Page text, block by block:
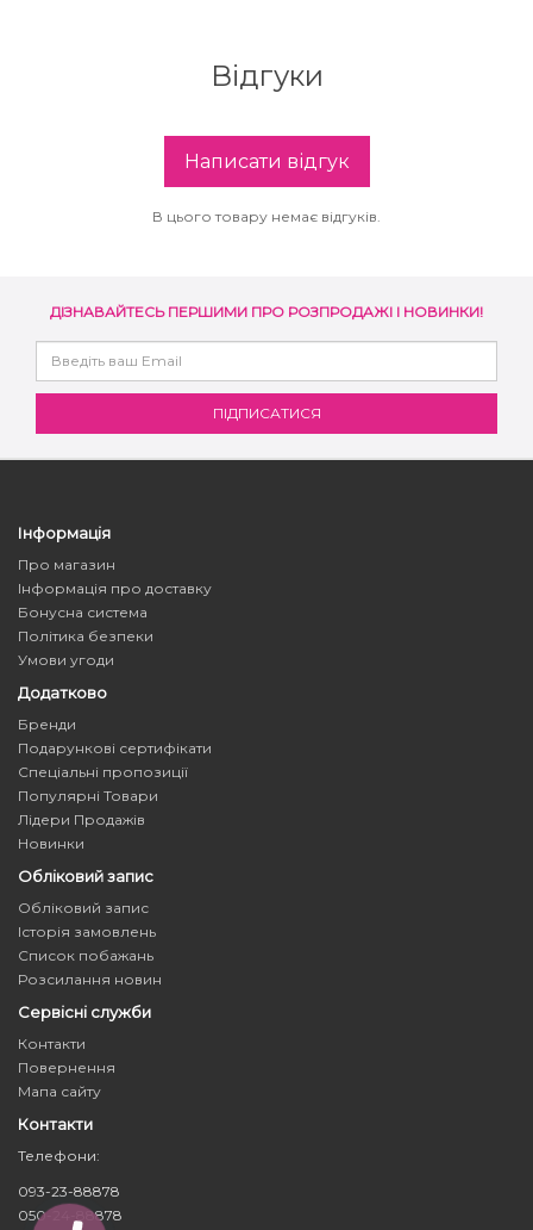
Відгуки
Написати відгук
В цього товару немає відгуків.
ДІЗНАВАЙТЕСЬ ПЕРШИМИ ПРО РОЗПРОДАЖІ І НОВИНКИ!
Інформація
Про магазин
Інформація про доставку
Бонусна система
Політика безпеки
Умови угоди
Додатково
Бренди
Подарункові сертифікати
Спеціальні пропозиції
Популярні Товари
Лідери Продажів
Новинки
Обліковий запис
Обліковий запис
Історія замовлень
Список побажань
Розсилання новин
Сервісні служби
Контакти
Повернення
Мапа сайту
Контакти
Телефони:
093-23-88878
050-24-88878
Subrina Glow-Plex - Живлення, зволоження